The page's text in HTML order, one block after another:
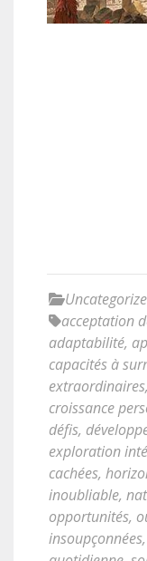
acceptation
adaptabilité,
capacités à
extraordinaires,
croissance
défis,
exploration
cachées,
inoubliable,
opportunités,
insoupçonnées,